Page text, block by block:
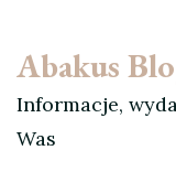
Abakus
Informacje,
Was